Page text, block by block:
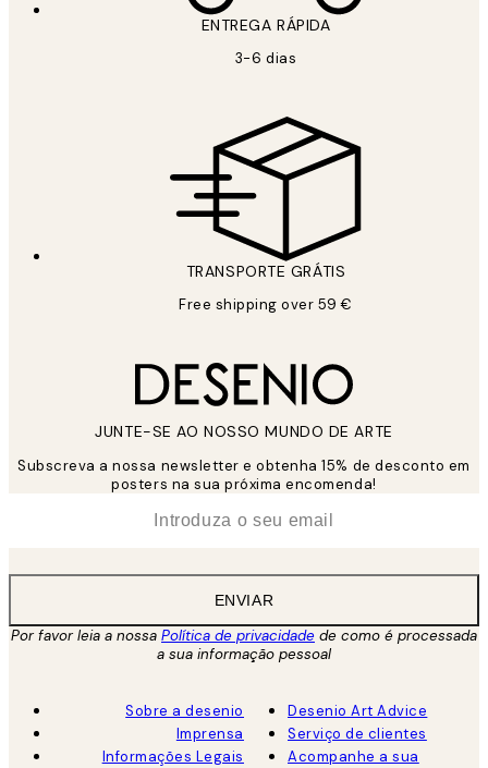
ENTREGA RÁPIDA
3-6 dias
TRANSPORTE GRÁTIS
Free shipping over 59 €
JUNTE-SE AO NOSSO MUNDO DE ARTE
Subscreva a nossa newsletter e obtenha 15% de desconto em
posters na sua próxima encomenda!
ENVIAR
Por favor leia a nossa Política de privacidade de como é processada
a sua informação pessoal
Sobre a desenio
Imprensa
Informações Legais
Desenio Art Advice
Serviço de clientes
Acompanhe a sua